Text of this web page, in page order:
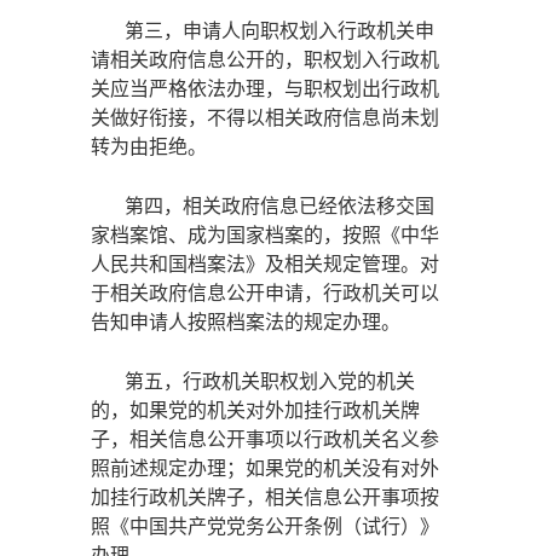
第三，申请人向职权划入行政机关申
请相关政府信息公开的，职权划入行政机
关应当严格依法办理，与职权划出行政机
关做好衔接，不得以相关政府信息尚未划
转为由拒绝。
第四，相关政府信息已经依法移交国
家档案馆、成为国家档案的，按照《中华
人民共和国档案法》及相关规定管理。对
于相关政府信息公开申请，行政机关可以
告知申请人按照档案法的规定办理。
第五，行政机关职权划入党的机关
的，如果党的机关对外加挂行政机关牌
子，相关信息公开事项以行政机关名义参
照前述规定办理；如果党的机关没有对外
加挂行政机关牌子，相关信息公开事项按
照《中国共产党党务公开条例（试行）》